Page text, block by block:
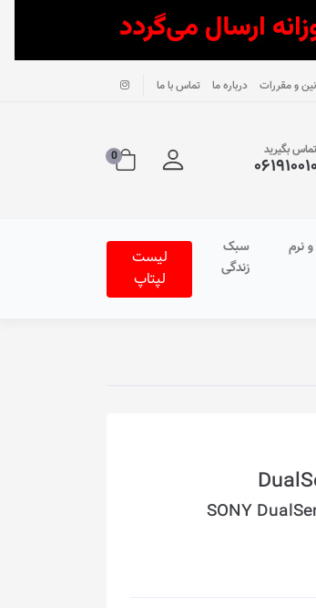
و مقررات درباره ما تماس با ما
تماس بگیرید 0
نرم
سبک
زندگی
لیست
لپتاپ
SONY